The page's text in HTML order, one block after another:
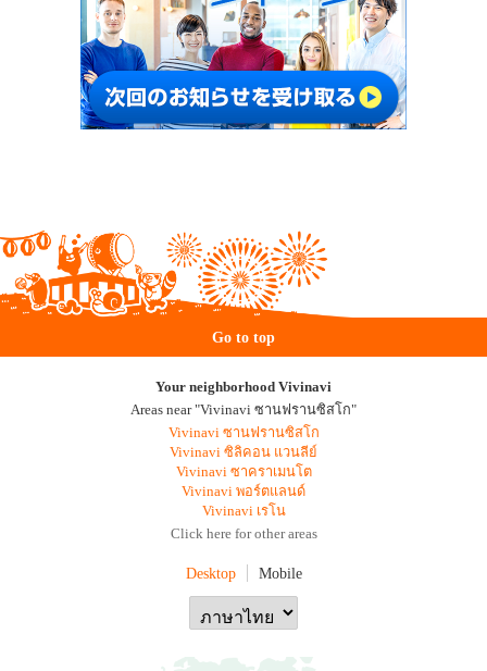
Go to top
Your neighborhood Vivinavi
Areas near "Vivinavi ซานฟรานซิสโก"
Vivinavi ซานฟรานซิสโก
Vivinavi ซิลิคอน แวนลีย์
Vivinavi ซาคราเมนโต
Vivinavi พอร์ตแลนด์
Vivinavi เรโน
Click here for other areas
Desktop Mobile